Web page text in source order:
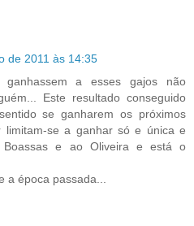
de 2011 às 14:35
a esses gajos não
Este resultado conseguido
se ganharem os próximos
limitam-se a ganhar só e única e
Boassas e ao Oliveira e está o
a época passada...